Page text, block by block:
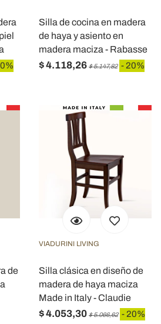
Silla de cocina en madera
de haya y asiento en
madera maciza - Rabasse
$ 4.118,26 $ 5.147,82 - 20%
de
VIADURINI LIVING
Silla clásica en diseño de
madera de haya maciza
Made in Italy - Claudie
$ 4.053,30 $ 5.066,62 - 20%